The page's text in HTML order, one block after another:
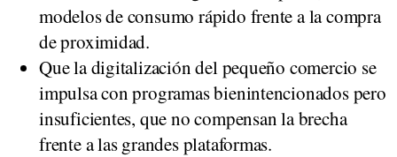
modelos de consumo rápido frente a la compra
de proximidad.
Que la digitalización del pequeño comercio se
impulsa con programas bienintencionados pero
insuficientes, que no compensan la brecha
frente a las grandes plataformas.